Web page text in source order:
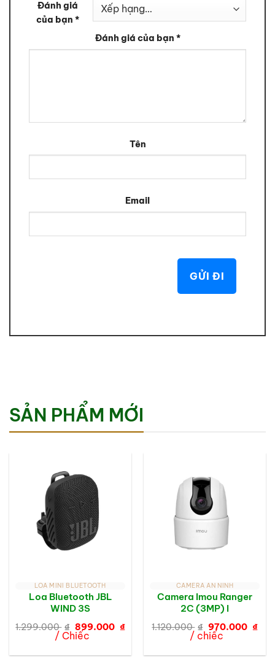
Đánh giá
của bạn *
Đánh giá của bạn *
Tên
Email
SẢN PHẨM MỚI
LOA MINI BLUETOOTH
Loa Bluetooth JBL
WIND 3S
1.299.000 ₫ Giá
gốc
là:
899.000 ₫Giá
hiện
899.000 ₫.
/ Chiếc
CAMERA AN NINH
Camera Imou Ranger
2C (3MP) I
1.120.000 ₫ Giá
gốc
là:
970.000 ₫Giá
/ chiếc